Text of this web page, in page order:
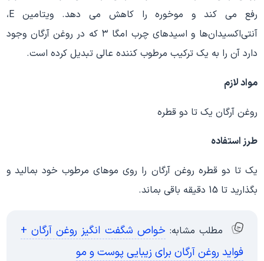
رفع می کند و موخوره را کاهش می دهد. ویتامین E،
آنتی‌اکسیدان‌ها و اسیدهای چرب امگا ۳ که در روغن آرگان وجود
دارد آن را به یک ترکیب مرطوب‌ کننده عالی تبدیل کرده است.
مواد لازم
روغن آرگان یک تا دو قطره
طرز استفاده
یک تا دو قطره روغن آرگان را روی موهای مرطوب خود بمالید و
بگذارید تا 15 دقیقه باقی بماند.
مطلب مشابه: خواص شگفت انگیز روغن آرگان +
فواید روغن آرگان برای زیبایی پوست و مو